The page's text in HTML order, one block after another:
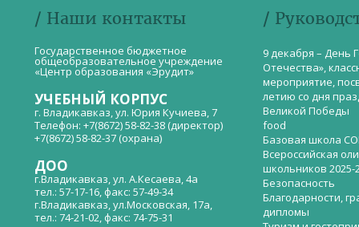
/ Наши контакты
Государственное бюджетное
общеобразовательное учреждение
«Центр образования «Эрудит»
УЧЕБНЫЙ КОРПУС
г. Владикавказ, ул. Юрия Кучиева, 7
Телефон: +7(8672) 58-82-38 (директор)
+7(8672) 58-82-37 (охрана)
ДОО
г.Владикавказ, ул. А.Кесаева, 4а
тел.: 57-17-16, факс: 57-49-34
г.Владикавказ, ул.Московская, 17а,
тел.: 74-21-02, факс: 74-75-31
/
9 декабря – День
Отечества»,
мероприятие,
летию со дня
Великой Победы
food
Базовая школа
Всероссийская
школьников 2025-
Безопасность
Благодарности,
дипломы